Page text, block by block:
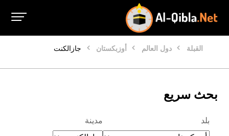
القبلة دول العالم أوزبكستان جازالكنت
بحث سريع
بلد مدينة